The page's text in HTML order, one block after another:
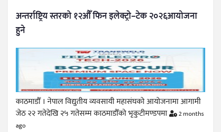
अन्तर्राष्ट्रिय स्तरको १२औँ फिन इलेक्ट्रो–टेक २०२६आयोजना
हुने
काठमाडौँ । नेपाल विद्युतीय व्यवसायी महासंघको आयोजनामा आगामी
जेठ २२ गतेदेखि २५ गतेसम्म काठमाडौँको भृकुटीमण्डपमा
2 months
ago